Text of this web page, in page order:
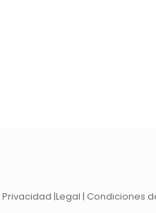
Privacidad |Legal | Condiciones